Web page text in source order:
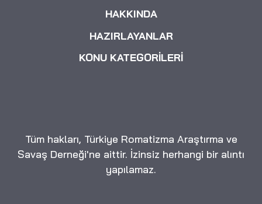
HAKKINDA
HAZIRLAYANLAR
KONU KATEGORİLERİ
Tüm hakları, Türkiye Romatizma Araştırma ve
Savaş Derneği'ne aittir. İzinsiz herhangi bir alıntı
yapılamaz.